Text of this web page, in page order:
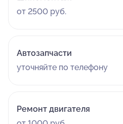
от 2500 руб.
Автозапчасти
уточняйте по телефону
Ремонт двигателя